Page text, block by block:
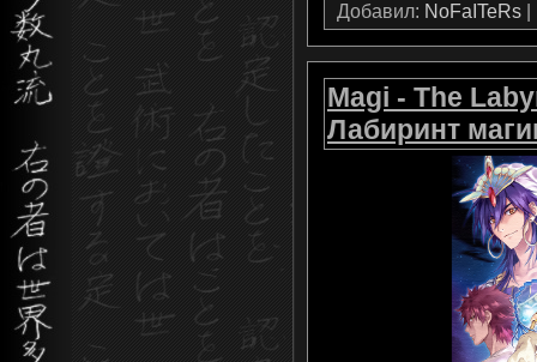
Добавил: NoFaITeRs |
Magi - The
Лабиринт